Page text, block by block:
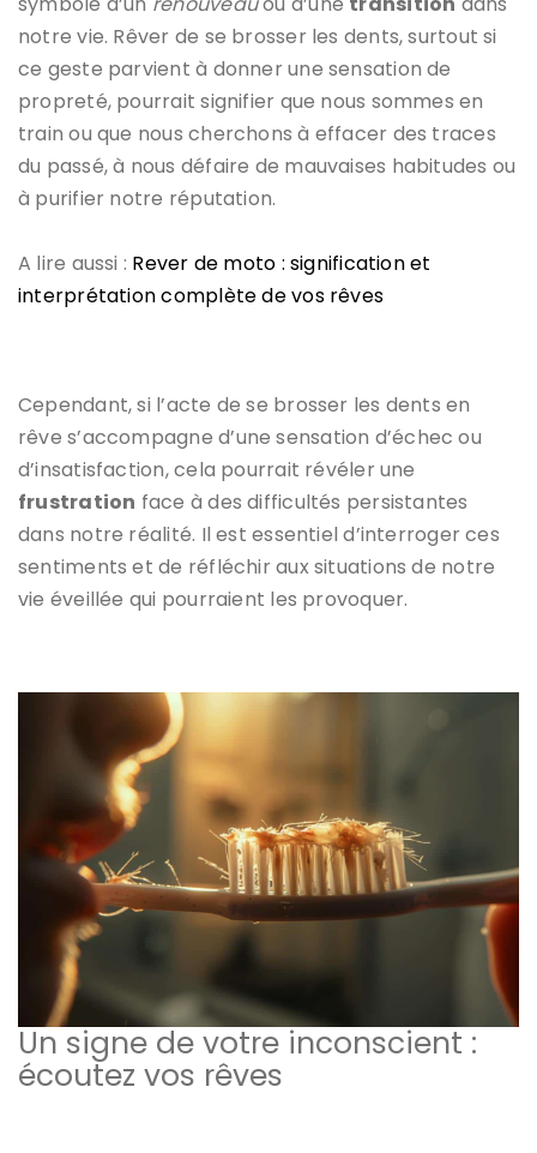
notre vie. Rêver de se brosser les dents, surtout si
ce geste parvient à donner une sensation de
propreté, pourrait signifier que nous sommes en
train ou que nous cherchons à effacer des traces
du passé, à nous défaire de mauvaises habitudes ou
à purifier notre réputation.
A lire aussi : Rever de moto : signification et
interprétation complète de vos rêves
Cependant, si l’acte de se brosser les dents en
rêve s’accompagne d’une sensation d’échec ou
d’insatisfaction, cela pourrait révéler une
frustration face à des difficultés persistantes
dans notre réalité. Il est essentiel d’interroger ces
sentiments et de réfléchir aux situations de notre
vie éveillée qui pourraient les provoquer.
Un signe de votre inconscient :
écoutez vos rêves